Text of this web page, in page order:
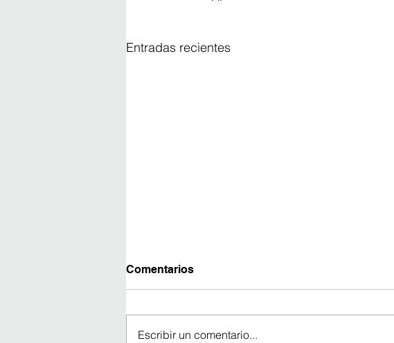
Entradas recientes
Comentarios
Escribir un comentario...